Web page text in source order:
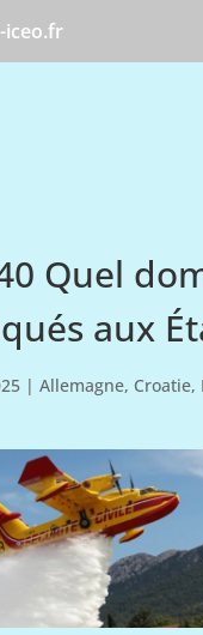
iceo.fr
Quel
aux
|Allemagne, Croatie,